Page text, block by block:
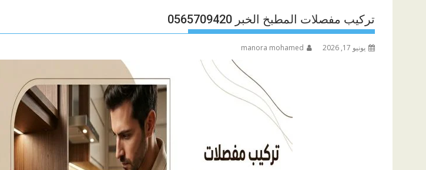
تركيب مفصلات المطبخ الخبر 0565709420
يونيو 17, 2026 manora mohamed